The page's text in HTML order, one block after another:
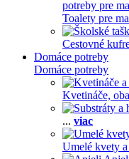
potreby pre
Toalety pre
Cestovné
Domáce potreby
Domáce potreby
Kvetináče,
... viac
Umelé kvety